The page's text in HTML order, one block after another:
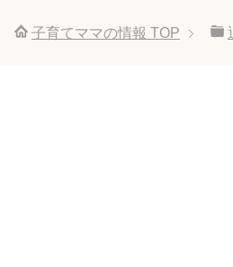
子育てママの情報 TOP